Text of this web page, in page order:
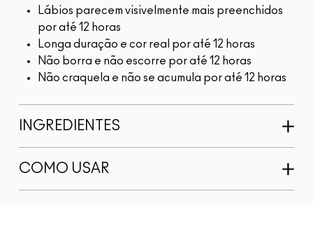
Lábios parecem visivelmente mais preenchidos
por até 12 horas
Longa duração e cor real por até 12 horas
Não borra e não escorre por até 12 horas
Não craquela e não se acumula por até 12 horas
INGREDIENTES
COMO USAR